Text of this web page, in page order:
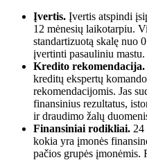
Įvertis. Įvertis atspindi
12 mėnesių laikotarpiu.
standartizuotą skalę nuo
įvertinti pasauliniu mastu.
Kredito rekomendacija.
kreditų ekspertų
rekomendacijomis. Jas
finansinius rezultatus,
ir draudimo žalų
Finansiniai rodikliai. 24
kokia yra įmonės
pačios grupės